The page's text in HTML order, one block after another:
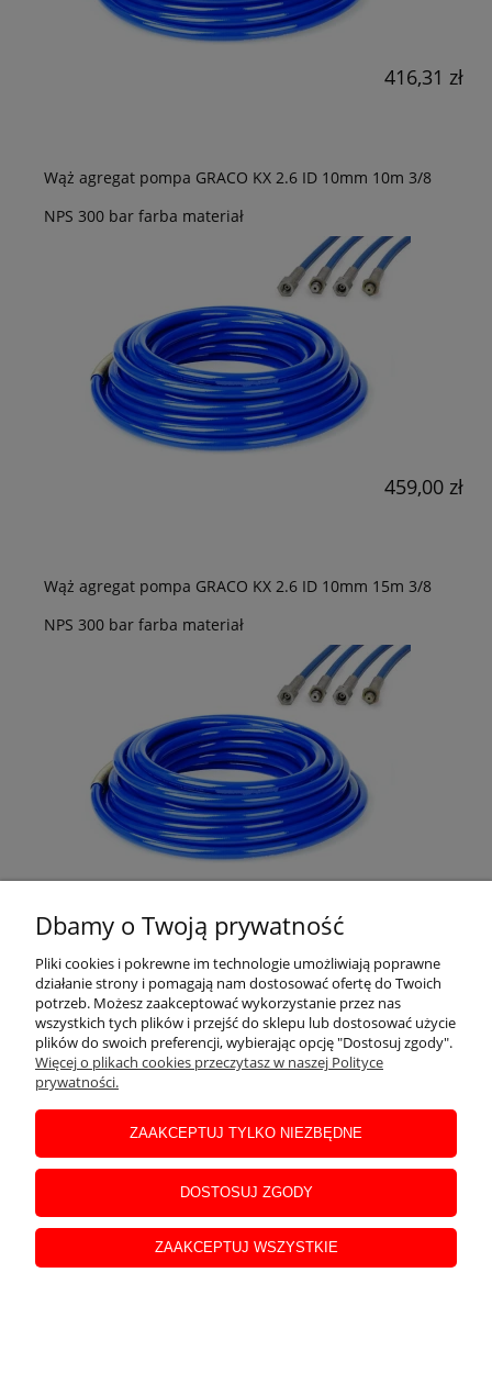
416,31 zł
Wąż agregat pompa GRACO KX 2.6 ID 10mm 10m 3/8
NPS 300 bar farba materiał
459,00 zł
Wąż agregat pompa GRACO KX 2.6 ID 10mm 15m 3/8
NPS 300 bar farba materiał
Wąż agregat pompa GRACO KX 2.6 ID 10mm 20m 3/8
NPS 300 bar farba materiał
Dbamy o Twoją prywatność
Pliki cookies i pokrewne im technologie umożliwiają poprawne
działanie strony i pomagają nam dostosować ofertę do Twoich
potrzeb. Możesz zaakceptować wykorzystanie przez nas
wszystkich tych plików i przejść do sklepu lub dostosować użycie
plików do swoich preferencji, wybierając opcję "Dostosuj zgody".
Więcej o plikach cookies przeczytasz w naszej Polityce
prywatności.
ZAAKCEPTUJ TYLKO NIEZBĘDNE
DOSTOSUJ ZGODY
ZAAKCEPTUJ WSZYSTKIE